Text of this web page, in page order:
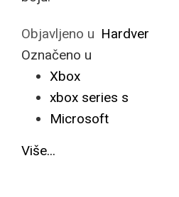
Objavljeno u Hardver
Označeno u
Xbox
xbox series s
Microsoft
Više...